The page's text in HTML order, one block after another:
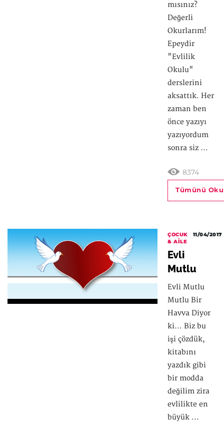
mısınız?
Değerli
Okurlarım!
Epeydir
"Evlilik
Okulu"
derslerini
aksattık. Her
zaman ben
önce yazıyı
yazıyordum
sonra siz ...
8374
Tümünü Oku
ÇOCUK
& AILE
11/04/2017
Evli
Mutlu
Evli Mutlu
Mutlu Bir
Havva Diyor
ki... Biz bu
işi çözdük,
kitabını
yazdık gibi
bir modda
değilim zira
evlilikte en
büyük ...